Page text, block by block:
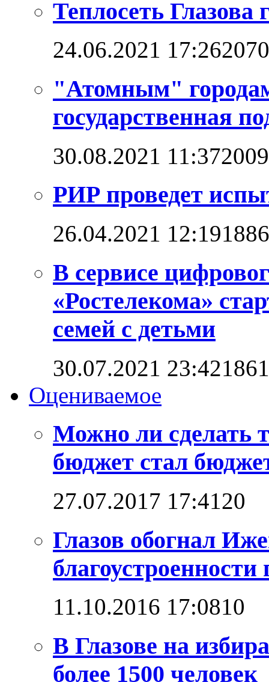
Теплосеть Глазова
24.06.2021 17:26
"Атомным"
государственная
30.08.2021 11:37
РИР проведет
26.04.2021 12:19
В сервисе
«Ростелекома»
семей с детьми
30.07.2021 23:42
Оцениваемое
Можно ли сделать
бюджет стал
27.07.2017 17:4120
Глазов обогнал
благоустроенности
11.10.2016 17:0810
В Глазове на
более 1500 человек